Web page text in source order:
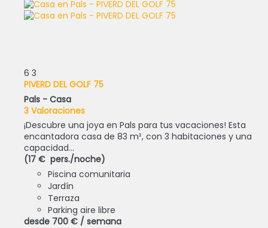
6 3
PIVERD DEL GOLF 75
Pals - Casa
3 Valoraciones
¡Descubre una joya en Pals para tus vacaciones! Esta
encantadora casa de 83 m², con 3 habitaciones y una
capacidad...
(17 € pers./noche)
Piscina comunitaria
Jardín
Terraza
Parking aire libre
desde 700 € / semana